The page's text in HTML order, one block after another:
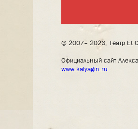
© 2007– 2026, Театр Et
Официальный сайт
www.kalyagin.ru